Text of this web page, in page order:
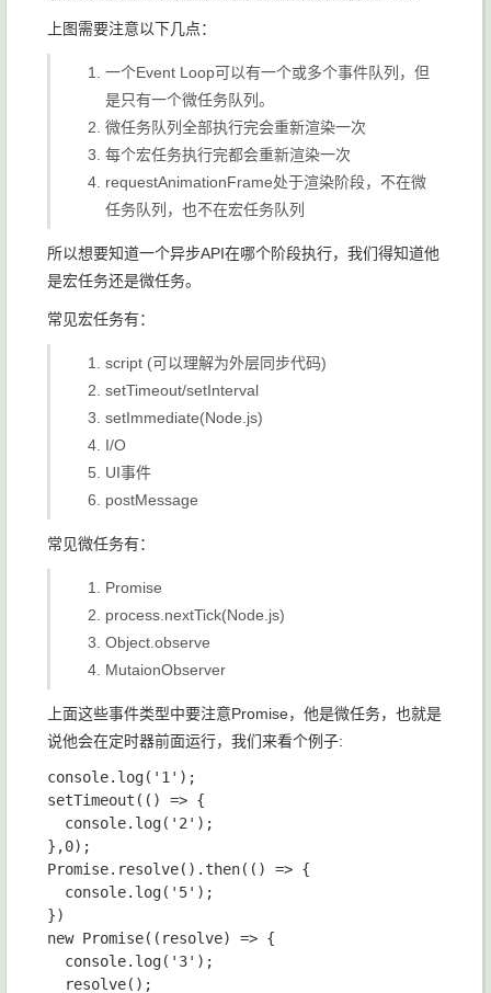
上图需要注意以下几点：
一个Event Loop可以有一个或多个事件队列，但
是只有一个微任务队列。
微任务队列全部执行完会重新渲染一次
每个宏任务执行完都会重新渲染一次
requestAnimationFrame处于渲染阶段，不在微
任务队列，也不在宏任务队列
所以想要知道一个异步API在哪个阶段执行，我们得知道他
是宏任务还是微任务。
常见宏任务有：
script (可以理解为外层同步代码)
setTimeout/setInterval
setImmediate(Node.js)
I/O
UI事件
postMessage
常见微任务有：
Promise
process.nextTick(Node.js)
Object.observe
MutaionObserver
上面这些事件类型中要注意Promise，他是微任务，也就是
说他会在定时器前面运行，我们来看个例子:
console.log('1');
setTimeout(() => {
  console.log('2');
},0);
Promise.resolve().then(() => {
  console.log('5');
})
new Promise((resolve) => {
  console.log('3');
  resolve();